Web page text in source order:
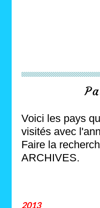
Voici les pays
visités avec
Faire la
ARCHIVES.
2013